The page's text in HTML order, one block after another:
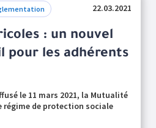
22.03.2021
: un nouvel
pour les adhérents
le 11 mars 2021, la Mutualité
régime de protection sociale